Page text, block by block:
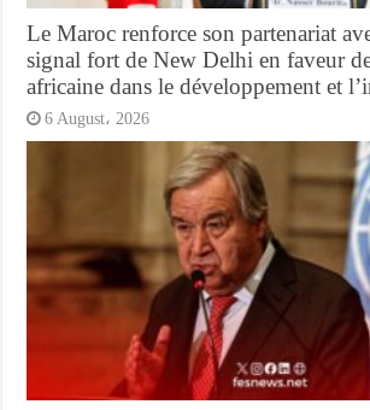
Le Maroc renforce son partenariat
signal fort de New Delhi en faveur
africaine dans le développement et
6 August، 2026